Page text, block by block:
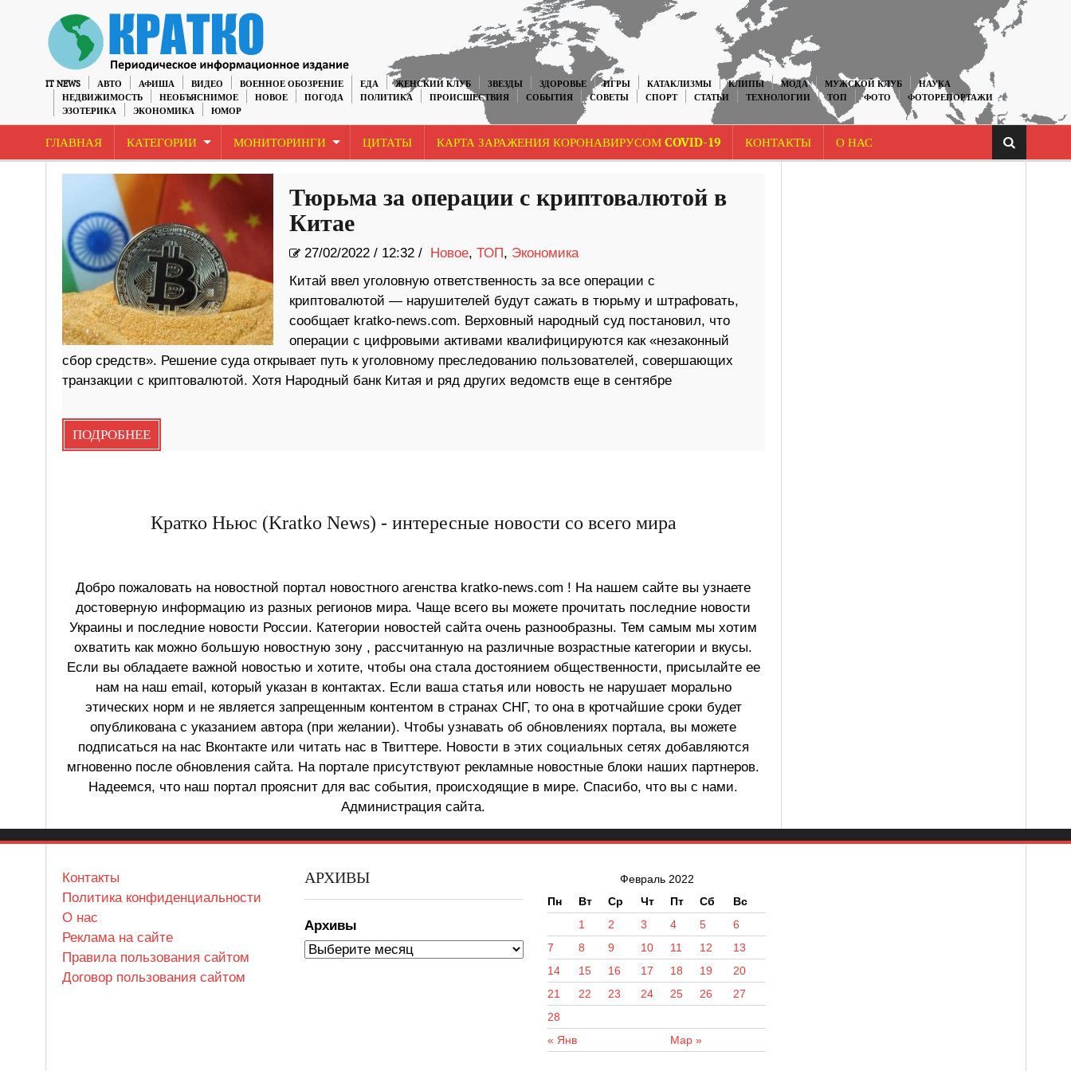
IT NEWS АВТО АФИША ВИДЕО ВОЕННОЕ ОБОЗРЕНИЕ ЕДА ЖЕНСКИЙ КЛУБ ЗВЕЗДЫ ЗДОРОВЬЕ ИГРЫ КАТАКЛИЗМЫ КЛИПЫ МОДА МУЖСКОЙ КЛУБ
НАУКА
НЕДВИЖИМОСТЬ
НЕОБЪЯСНИМОЕ НОВОЕ ПОГОДА ПОЛИТИКА ПРОИСШЕСТВИЯ СОБЫТИЯ СОВЕТЫ СПОРТ СТАТЬИ ТЕХНОЛОГИИ ТОП ФОТО
ФОТОРЕПОРТАЖИ
ЭЗОТЕРИКА
ЭКОНОМИКА ЮМОР
ГЛАВНАЯ КАТЕГОРИИ МОНИТОРИНГИ ЦИТАТЫ КАРТА ЗАРАЖЕНИЯ КОРОНАВИРУСОМ COVID-19 КОНТАКТЫ О НАС
Тюрьма за операции с криптовалютой в
Китае
27/02/2022/ 12:32 / Новое, ТОП, Экономика
Китай ввел уголовную ответственность за все операции с
криптовалютой — нарушителей будут сажать в тюрьму и штрафовать,
сообщает kratko-news.com. Верховный народный суд постановил, что
операции с цифровыми активами квалифицируются как «незаконный
сбор средств». Решение суда открывает путь к уголовному преследованию пользователей, совершающих
транзакции с криптовалютой. Хотя Народный банк Китая и ряд других ведомств еще в сентябре
ПОДРОБНЕЕ
Кратко Ньюс (Kratko News) - интересные новости со всего мира
Добро пожаловать на новостной портал новостного агенства kratko-news.com ! На нашем сайте вы узнаете
достоверную информацию из разных регионов мира. Чаще всего вы можете прочитать последние новости
Украины и последние новости России. Категории новостей сайта очень разнообразны. Тем самым мы хотим
охватить как можно большую новостную зону , рассчитанную на различные возрастные категории и вкусы.
Если вы обладаете важной новостью и хотите, чтобы она стала достоянием общественности, присылайте ее
нам на наш email, который указан в контактах. Если ваша статья или новость не нарушает морально
этических норм и не является запрещенным контентом в странах СНГ, то она в кротчайшие сроки будет
опубликована с указанием автора (при желании). Чтобы узнавать об обновлениях портала, вы можете
подписаться на нас Вконтакте или читать нас в Твиттере. Новости в этих социальных сетях добавляются
мгновенно после обновления сайта. На портале присутствуют рекламные новостные блоки наших партнеров.
Надеемся, что наш портал прояснит для вас события, происходящие в мире. Спасибо, что вы с нами.
Администрация сайта.
Контакты
Политика конфиденциальности
О нас
Реклама на сайте
Правила пользования сайтом
Договор пользования сайтом
АРХИВЫ
Архивы
Февраль 2022
Пн
Вт Ср Чт Пт Сб Вс
« Янв Мар »
1 2 3 4 5
6
7
8 9 10 11 12
13
14
15 16 17 18 19
20
21
22 23 24 25 26
27
28